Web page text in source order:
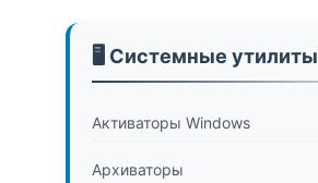
🖥️ Системные утилиты
Активаторы Windows
Архиваторы